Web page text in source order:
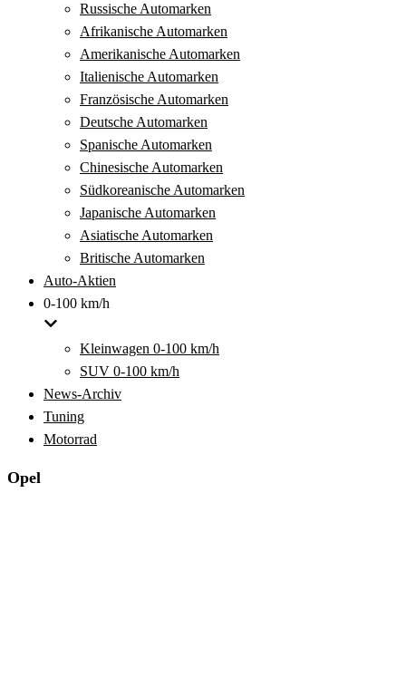
Russische Automarken
Afrikanische Automarken
Amerikanische Automarken
Italienische Automarken
Französische Automarken
Deutsche Automarken
Spanische Automarken
Chinesische Automarken
Südkoreanische Automarken
Japanische Automarken
Asiatische Automarken
Britische Automarken
Auto-Aktien
0-100 km/h
Kleinwagen 0-100 km/h
SUV 0-100 km/h
News-Archiv
Tuning
Motorrad
Opel